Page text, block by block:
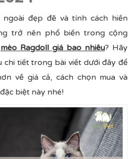
ngoài đẹp đẽ và tính cách hiền
trở nên phổ biến trong cộng
mèo Ragdoll giá bao nhiêu? Hãy
chi tiết trong bài viết dưới đây để
về giá cả, cách chọn mua và
biệt này nhé!